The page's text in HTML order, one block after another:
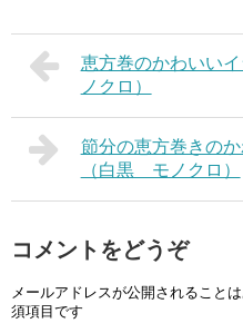
恵方巻のかわいい
ノクロ）
節分の恵方巻きの
（白黒 モノクロ）
コメントをどうぞ
メールアドレスが公開されることは
須項目です